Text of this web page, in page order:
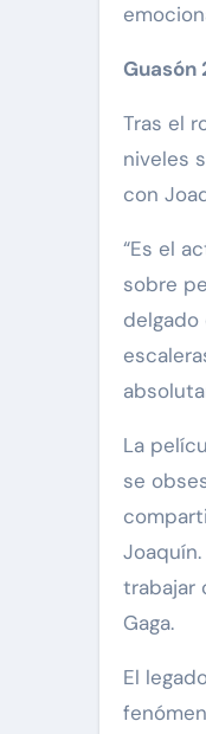
Guasón
Tras el
niveles
con
“Es el
sobre
delgado
La
se
trabajar
Gaga.
El